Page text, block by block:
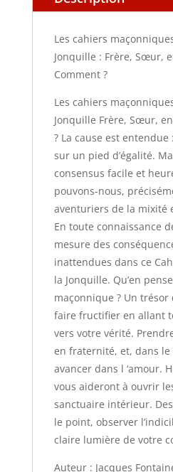
:
Sœur,
ensemble…
Les cahiers
Jonquille : Frère, Sœur,
Comment ?
Les cahiers
Jonquille Frère, Sœur,
? La cause est
sur un pied d’égalité.
consensus facile et
pouvons-nous,
aventuriers de la mixité
En toute connaissance
mesure des
inattendues dans ce
la Jonquille. Qu’en
maçonnique ? Un trésor
faire fructifier en allant
vers votre vérité.
en fraternité, et, dans le
avancer dans l ‘amour.
vous aideront à ouvrir
sanctuaire intérieur.
le point, observer
claire lumière de votre
Auteur : Jacques